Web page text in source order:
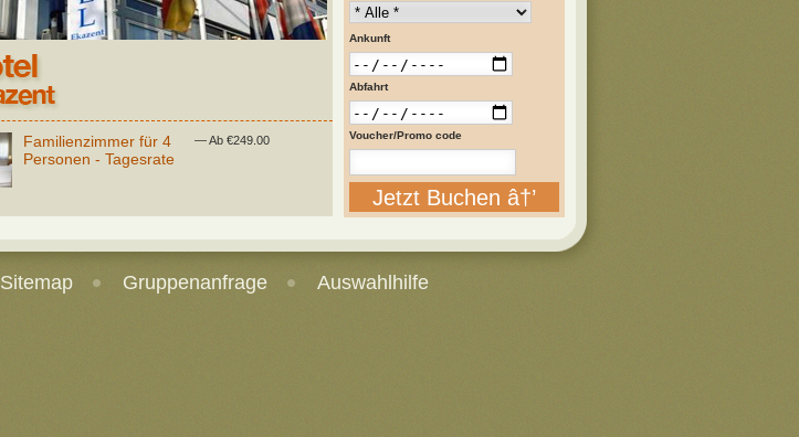
Familienzimmer für 4
Personen - Tagesrate
— Ab €249.00
Ankunft
Abfahrt
Voucher/Promo code
Jetzt Buchen â†’
Sitemap Gruppenanfrage Auswahlhilfe